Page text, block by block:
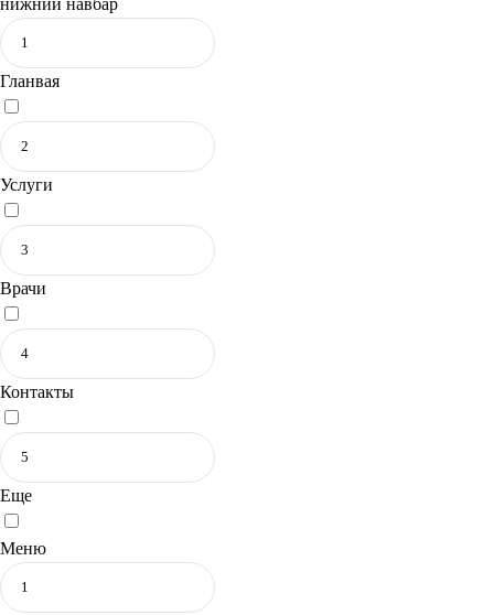
нижний навбар
Гланвая
Услуги
Врачи
Контакты
Еще
Меню